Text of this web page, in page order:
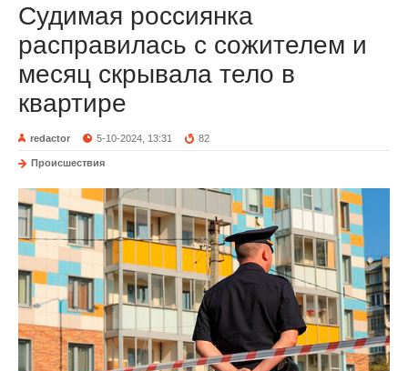
Судимая россиянка
расправилась с сожителем и
месяц скрывала тело в
квартире
redactor 5-10-2024, 13:31 82
Происшествия